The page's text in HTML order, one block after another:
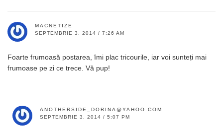
MACNETIZE
SEPTEMBRIE 3, 2014 / 7:26 AM
Foarte frumoasă postarea, îmi plac tricourile, iar voi sunteți mai
frumoase pe zi ce trece. Vă pup!
ANOTHERSIDE_DORINA@YAHOO.COM
SEPTEMBRIE 3, 2014 / 5:07 PM